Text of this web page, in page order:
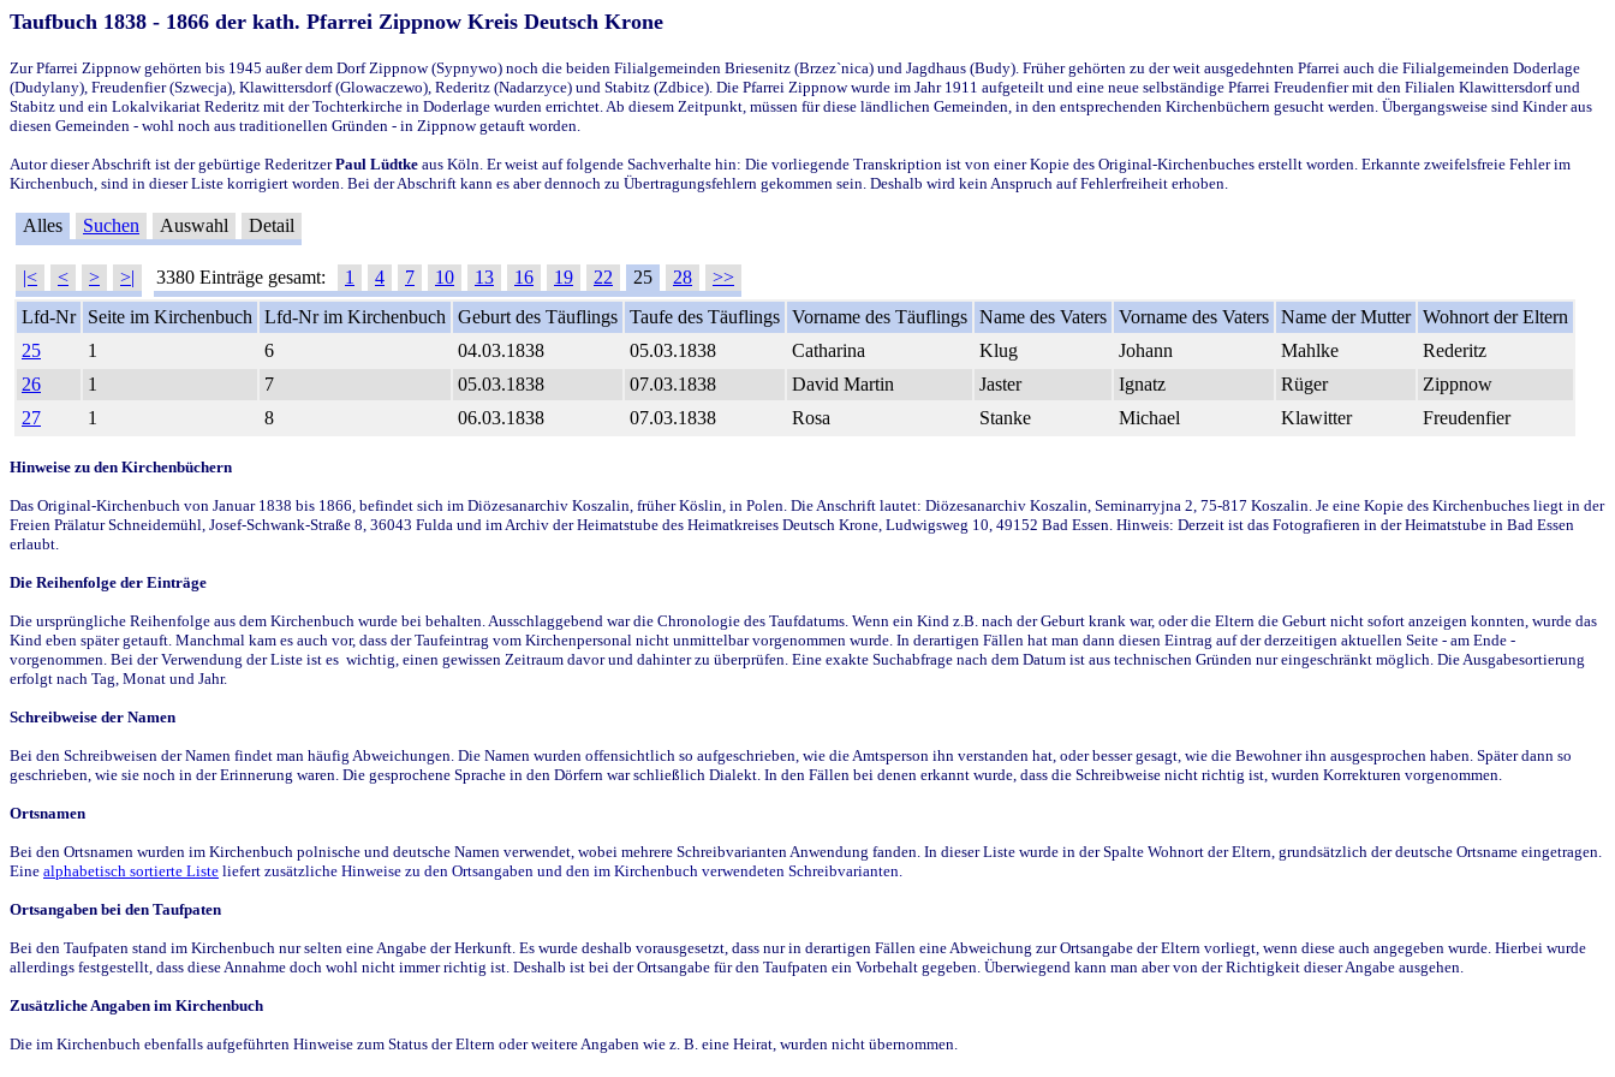
Taufbuch 1838 - 1866 der kath. Pfarrei Zippnow Kreis Deutsch Krone
Zur Pfarrei Zippnow gehörten bis 1945 außer dem Dorf Zippnow (Sypnywo) noch die beiden Filialgemeinden Briesenitz (Brzez`nica) und Jagdhaus (Budy). Früher gehörten zu der weit ausgedehnten Pfarrei auch die Filialgemeinden Doderlage
(Dudylany), Freudenfier (Szwecja), Klawittersdorf (Glowaczewo), Rederitz (Nadarzyce) und Stabitz (Zdbice). Die Pfarrei Zippnow wurde im Jahr 1911 aufgeteilt und eine neue selbständige Pfarrei Freudenfier mit den Filialen Klawittersdorf und
Stabitz und ein Lokalvikariat Rederitz mit der Tochterkirche in Doderlage wurden errichtet. Ab diesem Zeitpunkt, müssen für diese ländlichen Gemeinden, in den entsprechenden Kirchenbüchern gesucht werden. Übergangsweise sind Kinder aus
diesen Gemeinden - wohl noch aus traditionellen Gründen - in Zippnow getauft worden.
Autor dieser Abschrift ist der gebürtige RederitzerPaul Lüdtke aus Köln. Er weist auf folgende Sachverhalte hin: Die vorliegende Transkription ist von einer Kopie des Original-Kirchenbuches erstellt worden. Erkannte zweifelsfreie Fehler im
Kirchenbuch, sind in dieser Liste korrigiert worden. Bei der Abschrift kann es aber dennoch zu Übertragungsfehlern gekommen sein. Deshalb wird kein Anspruch auf Fehlerfreiheit erhoben.
Alles Suchen Auswahl Detail
|< < > >| 3380 Einträge gesamt: 1 4 7 10 13 16 19 22 25 28
>>
Lfd-Nr
Seite im Kirchenbuch Lfd-Nr im Kirchenbuch Geburt des Täuflings Taufe des Täuflings Vorname des Täuflings Name des Vaters Vorname des Vaters Name der Mutter Wohnort der Eltern
25
1 6 04.03.1838 05.03.1838 Catharina Klug Johann Mahlke
Rederitz
26
1 7 05.03.1838 07.03.1838 David Martin Jaster Ignatz Rüger
Zippnow
27
1 8 06.03.1838 07.03.1838 Rosa Stanke Michael Klawitter Freudenfier
Hinweise zu den Kirchenbüchern
Das Original-Kirchenbuch von Januar 1838 bis 1866, befindet sich im Diözesanarchiv Koszalin, früher Köslin, in Polen. Die Anschrift lautet: Diözesanarchiv Koszalin, Seminarryjna 2, 75-817 Koszalin. Je eine Kopie des Kirchenbuches liegt in der
Freien Prälatur Schneidemühl, Josef-Schwank-Straße 8, 36043 Fulda und im Archiv der Heimatstube des Heimatkreises Deutsch Krone, Ludwigsweg 10, 49152 Bad Essen. Hinweis: Derzeit ist das Fotografieren in der Heimatstube in Bad Essen
erlaubt.
Die Reihenfolge der Einträge
Die ursprüngliche Reihenfolge aus dem Kirchenbuch wurde bei behalten. Ausschlaggebend war die Chronologie des Taufdatums. Wenn ein Kind z.B. nach der Geburt krank war, oder die Eltern die Geburt nicht sofort anzeigen konnten, wurde das
Kind eben später getauft. Manchmal kam es auch vor, dass der Taufeintrag vom Kirchenpersonal nicht unmittelbar vorgenommen wurde. In derartigen Fällen hat man dann diesen Eintrag auf der derzeitigen aktuellen Seite - am Ende -
vorgenommen. Bei der Verwendung der Liste ist es wichtig, einen gewissen Zeitraum davor und dahinter zu überprüfen. Eine exakte Suchabfrage nach dem Datum ist aus technischen Gründen nur eingeschränkt möglich. Die Ausgabesortierung
erfolgt nach Tag, Monat und Jahr.
Schreibweise der Namen
Bei den Schreibweisen der Namen findet man häufig Abweichungen. Die Namen wurden offensichtlich so aufgeschrieben, wie die Amtsperson ihn verstanden hat, oder besser gesagt, wie die Bewohner ihn ausgesprochen haben. Später dann so
geschrieben, wie sie noch in der Erinnerung waren. Die gesprochene Sprache in den Dörfern war schließlich Dialekt. In den Fällen bei denen erkannt wurde, dass die Schreibweise nicht richtig ist, wurden Korrekturen vorgenommen.
Ortsnamen
Bei den Ortsnamen wurden im Kirchenbuch polnische und deutsche Namen verwendet, wobei mehrere Schreibvarianten Anwendung fanden. In dieser Liste wurde in der Spalte Wohnort der Eltern, grundsätzlich der deutsche Ortsname eingetragen.
Eine alphabetisch sortierte Liste liefert zusätzliche Hinweise zu den Ortsangaben und den im Kirchenbuch verwendeten Schreibvarianten.
Ortsangaben bei den Taufpaten
Bei den Taufpaten stand im Kirchenbuch nur selten eine Angabe der Herkunft. Es wurde deshalb vorausgesetzt, dass nur in derartigen Fällen eine Abweichung zur Ortsangabe der Eltern vorliegt, wenn diese auch angegeben wurde. Hierbei wurde
allerdings festgestellt, dass diese Annahme doch wohl nicht immer richtig ist. Deshalb ist bei der Ortsangabe für den Taufpaten ein Vorbehalt gegeben. Überwiegend kann man aber von der Richtigkeit dieser Angabe ausgehen.
Zusätzliche Angaben im Kirchenbuch
Die im Kirchenbuch ebenfalls aufgeführten Hinweise zum Status der Eltern oder weitere Angaben wie z. B. eine Heirat, wurden nicht übernommen.